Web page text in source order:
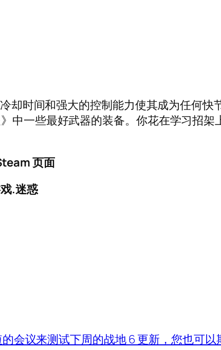
却时间和强大的控制能力使其成为任何快
中一些最好武器的装备。你花在学习招架
页面
.迷惑
会议来测试下周的战地 6 更新，您也可以